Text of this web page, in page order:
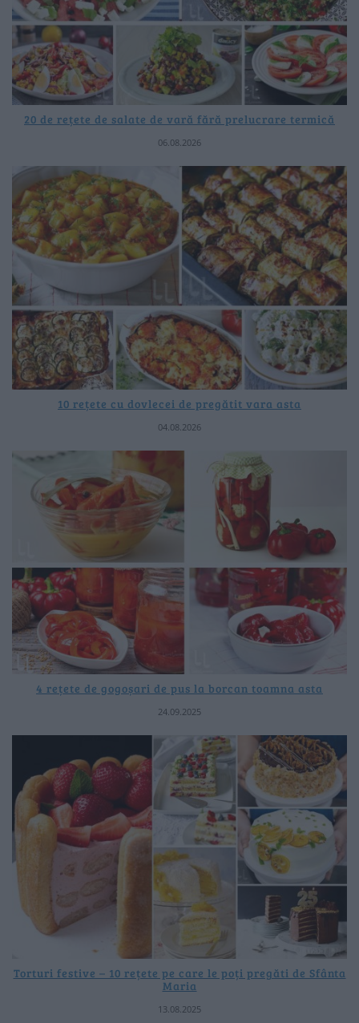
20 de rețete de salate de vară fără prelucrare termică
06.08.2026
10 rețete cu dovlecei de pregătit vara asta
04.08.2026
4 rețete de gogoșari de pus la borcan toamna asta
24.09.2025
Torturi festive – 10 rețete pe care le poți pregăti de Sfânta
Maria
13.08.2025